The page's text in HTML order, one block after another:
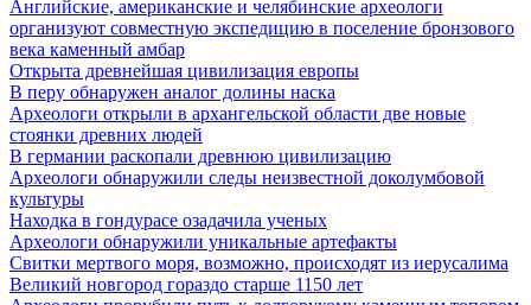
Английские, американские и челябинские археологи
организуют совместную экспедицию в поселение бронзового
века каменный амбар
Открыта древнейшая цивилизация европы
В перу обнаружен аналог долины наска
Археологи открыли в архангельской области две новые
стоянки древних людей
В германии раскопали древнюю цивилизацию
Археологи обнаружили следы неизвестной доколумбовой
культуры
Находка в гондурасе озадачила ученых
Археологи обнаружили уникальные артефакты
Свитки мертвого моря, возможно, происходят из иерусалима
Великий новгород гораздо старше 1150 лет